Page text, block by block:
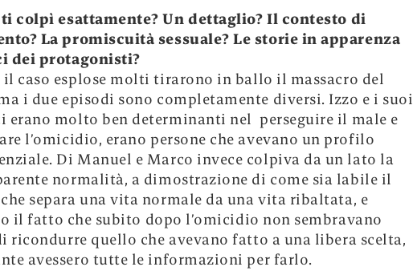
ti colpì esattamente? Un dettaglio? Il contesto di
La promiscuità sessuale? Le storie in apparenza
dei protagonisti?
il caso esplose molti tirarono in ballo il massacro del
i due episodi sono completamente diversi. Izzo e i suoi
erano molto ben determinanti nel perseguire il male e
l’omicidio, erano persone che avevano un profilo
Di Manuel e Marco invece colpiva da un lato la
normalità, a dimostrazione di come sia labile il
separa una vita normale da una vita ribaltata, e
il fatto che subito dopo l’omicidio non sembravano
ricondurre quello che avevano fatto a una libera scelta,
avessero tutte le informazioni per farlo.